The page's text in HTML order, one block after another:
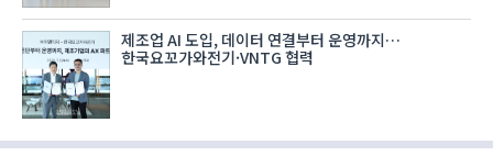
제조업 AI 도입, 데이터 연결부터 운영까지…
한국요꼬가와전기·VNTG 협력